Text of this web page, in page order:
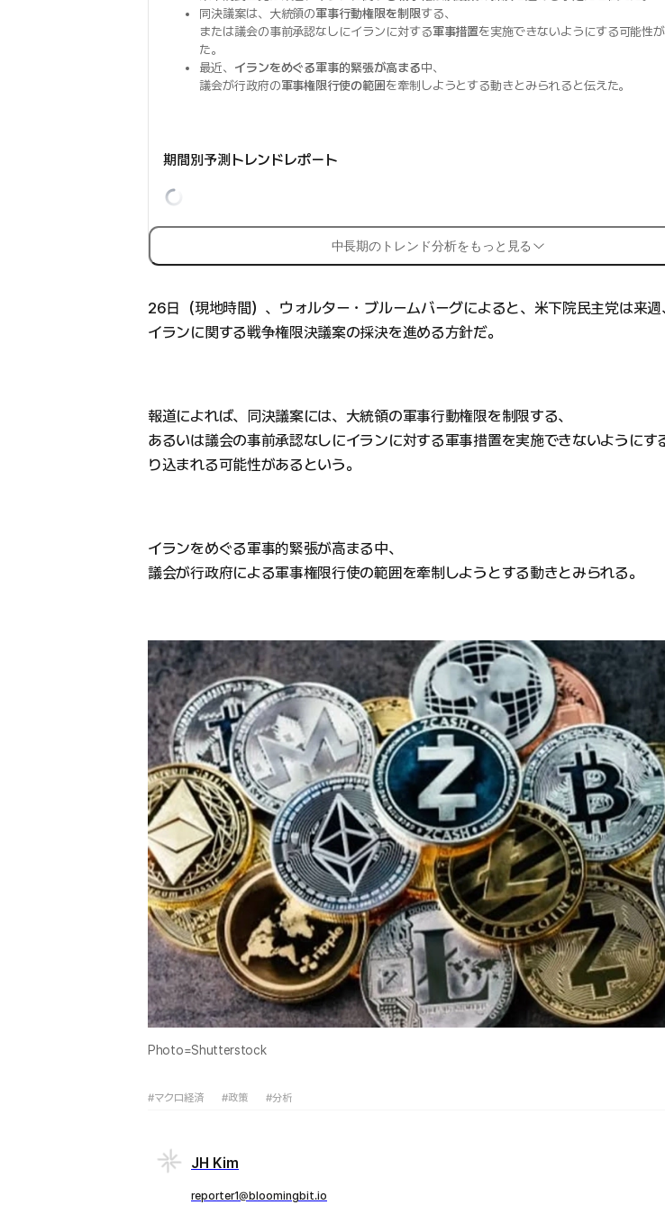
同決議案は、大統領の軍事行動権限を制限する、
または議会の事前承認なしにイランに対する軍事措置を実施できないようにする可能性
た。
最近、 イランをめぐる軍事的緊張が高まる中、
議会が行政府の軍事権限行使の範囲を牽制しようとする動きとみられると伝えた。
期間別予測トレンドレポート
中長期のトレンド分析をもっと見る
26日（現地時間）、ウォルター・ブルームバーグによると、米下院民主党は来週
イランに関する戦争権限決議案の採決を進める方針だ。
報道によれば、同決議案には、大統領の軍事行動権限を制限する、
あるいは議会の事前承認なしにイランに対する軍事措置を実施できないようにす
り込まれる可能性があるという。
イランをめぐる軍事的緊張が高まる中、
議会が行政府による軍事権限行使の範囲を牽制しようとする動きとみられる。
Photo=Shutterstock
#マクロ経済 #政策 #分析
JH Kim
reporter1@bloomingbit.io